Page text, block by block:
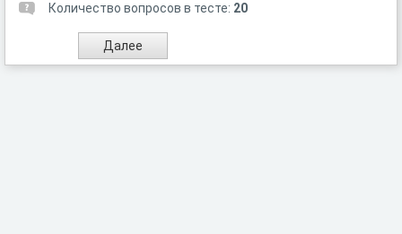
Количество вопросов в тесте: 20